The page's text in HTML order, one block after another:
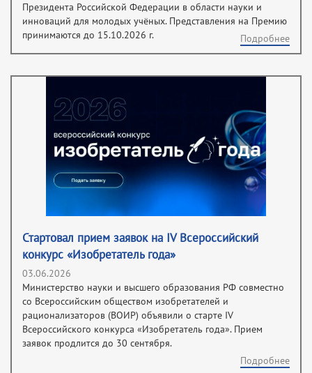
Президента Российской Федерации в области науки и
инноваций для молодых учёных. Представления на Премию
принимаются до 15.10.2026 г.
Подробнее
Стартовал прием заявок на IV Всероссийский
конкурс «Изобретатель года»
03.06.2026
Министерство науки и высшего образования РФ совместно
со Всероссийским обществом изобретателей и
рационализаторов (ВОИР) объявили о старте IV
Всероссийского конкурса «Изобретатель года». Прием
заявок продлится до 30 сентября.
Подробнее